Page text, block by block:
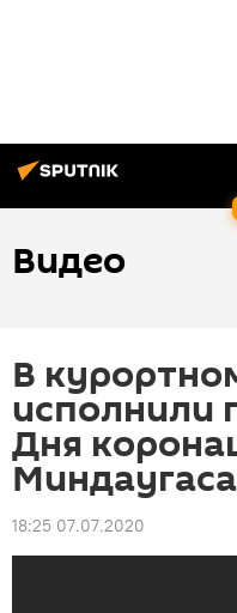
Видео
В
исполнили
Дня
Миндаугаса
18:25 07.07.2020